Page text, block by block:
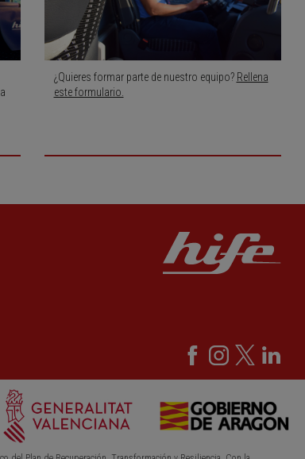
¿Quieres formar parte de nuestro equipo? Rellena
este formulario.